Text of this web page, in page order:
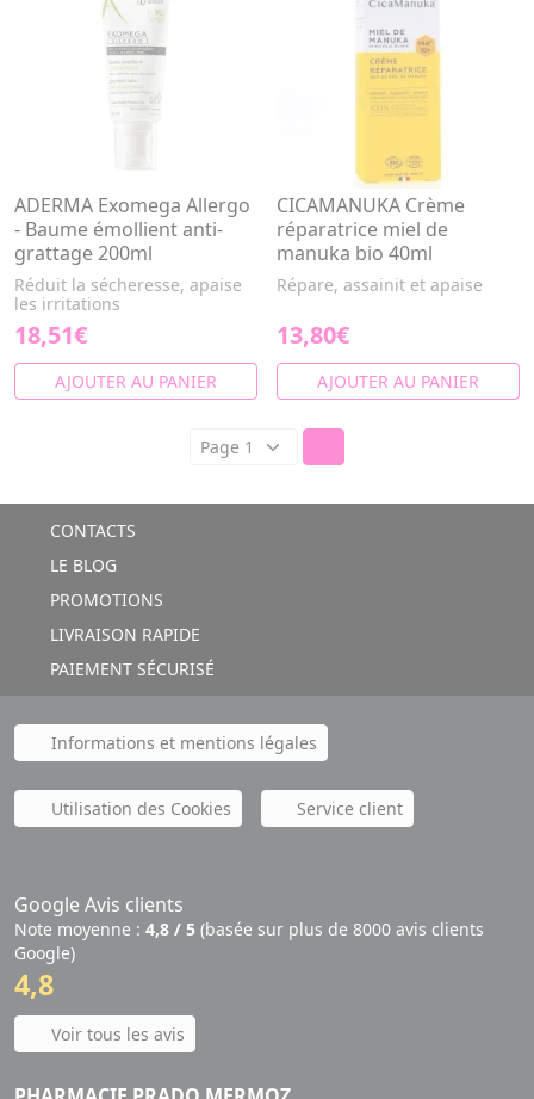
ADERMA Exomega Allergo
- Baume émollient anti-
grattage 200ml
Réduit la sécheresse, apaise
les irritations
18,51€
AJOUTER AU PANIER
CICAMANUKA Crème
réparatrice miel de
manuka bio 40ml
Répare, assainit et apaise
13,80€
AJOUTER AU PANIER
CONTACTS
LE BLOG
PROMOTIONS
LIVRAISON RAPIDE
PAIEMENT SÉCURISÉ
Informations et mentions légales
Utilisation des Cookies Service client
Google Avis clients
Note moyenne : 4,8 / 5 (basée sur plus de 8000 avis clients
Google)
4,8
Voir tous les avis